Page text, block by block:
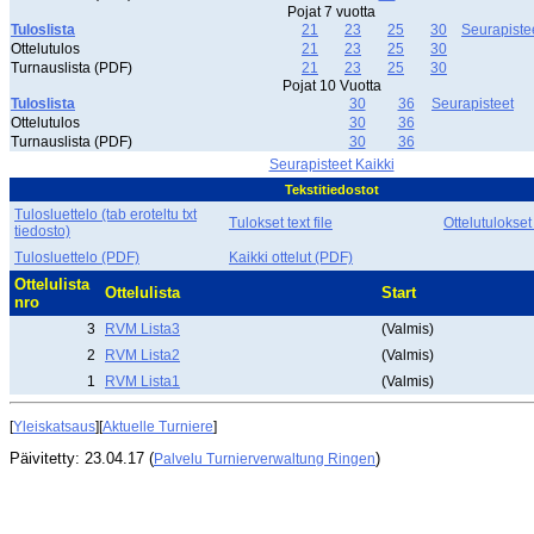
Pojat 7 vuotta
Tuloslista
21 23 25 30
Ottelutulos
21 23 25
30
Turnauslista (PDF)
21 23 25
30
Pojat 10 Vuotta
Tuloslista
30 36
Seurapisteet
Ottelutulos
30
36
Turnauslista (PDF)
30
36
Seurapisteet Kaikki
Tekstitiedostot
Tulosluettelo (tab eroteltu txt
tiedosto)
Tulokset text file
Tulosluettelo (PDF) Kaikki ottelut (PDF)
Ottelulista
nro
Ottelulista Start
3 RVM Lista3
(Valmis)
2
RVM Lista2
(Valmis)
1
RVM Lista1 (Valmis)
[Yleiskatsaus][Aktuelle Turniere]
Päivitetty: 23.04.17 (Palvelu Turnierverwaltung Ringen)